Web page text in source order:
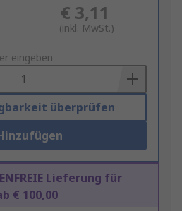
€ 3,11
(inkl. MwSt.)
eingeben
überprüfen
Lieferung für
€ 100,00